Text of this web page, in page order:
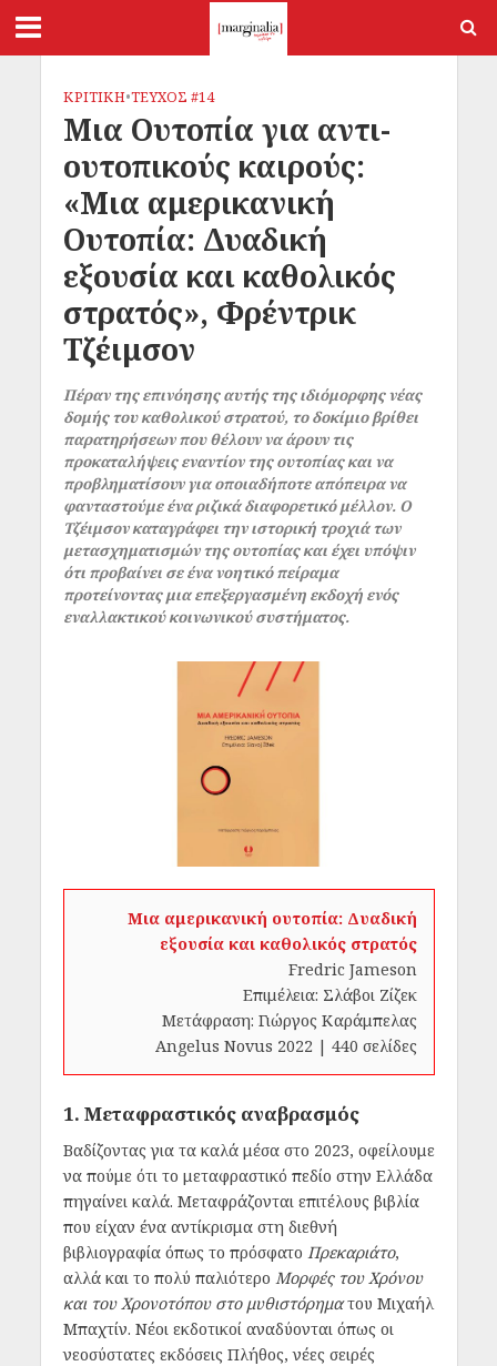
ΚΡΙΤΙΚΗ•ΤΕΥΧΟΣ #14
Μια Ουτοπία για αντι-
ουτοπικούς καιρούς:
«Μια αμερικανική
Ουτοπία: Δυαδική
εξουσία και καθολικός
στρατός», Φρέντρικ
Τζέιμσον
Πέραν της επινόησης αυτής της ιδιόμορφης νέας
δομής του καθολικού στρατού, το δοκίμιο βρίθει
παρατηρήσεων που θέλουν να άρουν τις
προκαταλήψεις εναντίον της ουτοπίας και να
προβληματίσουν για οποιαδήποτε απόπειρα να
φανταστούμε ένα ριζικά διαφορετικό μέλλον. Ο
Τζέιμσον καταγράφει την ιστορική τροχιά των
μετασχηματισμών της ουτοπίας και έχει υπόψιν
ότι προβαίνει σε ένα νοητικό πείραμα
προτείνοντας μια επεξεργασμένη εκδοχή ενός
εναλλακτικού κοινωνικού συστήματος.
Μια αμερικανική ουτοπία: Δυαδική
εξουσία και καθολικός στρατός
Fredric Jameson
Επιμέλεια: Σλάβοι Ζίζεκ
Μετάφραση: Γιώργος Καράμπελας
Angelus Novus 2022 | 440 σελίδες
1. Μεταφραστικός αναβρασμός
Βαδίζοντας για τα καλά μέσα στο 2023, οφείλουμε
να πούμε ότι το μεταφραστικό πεδίο στην Ελλάδα
πηγαίνει καλά. Μεταφράζονται επιτέλους βιβλία
που είχαν ένα αντίκρισμα στη διεθνή
βιβλιογραφία όπως το πρόσφατο Πρεκαριάτο,
αλλά και το πολύ παλιότερο Μορφές του Χρόνου
και του Χρονοτόπου στο μυθιστόρηματου Μιχαήλ
Μπαχτίν. Νέοι εκδοτικοί αναδύονται όπως οι
νεοσύστατες εκδόσεις Πλήθος, νέες σειρές